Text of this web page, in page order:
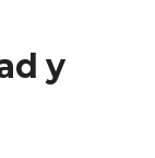
y